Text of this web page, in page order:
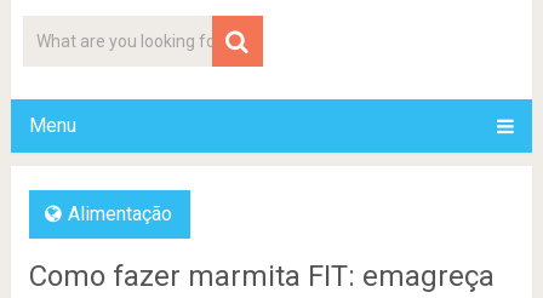
Menu
Alimentação
Como fazer marmita FIT: emagreça